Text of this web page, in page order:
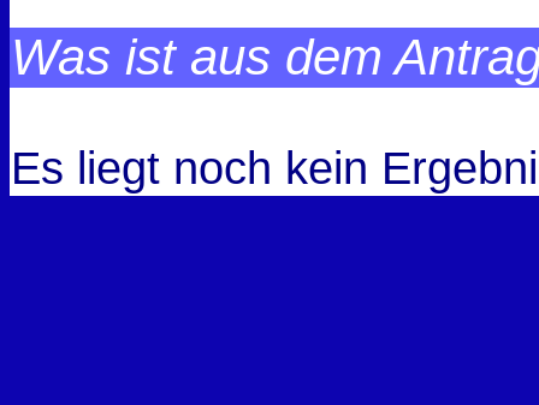
Was ist aus dem
Es liegt noch kein